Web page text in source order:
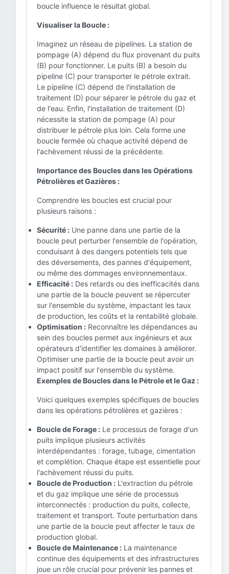
boucle influence le résultat global.
Visualiser la Boucle :
Imaginez un réseau de pipelines. La station de
pompage (A) dépend du flux provenant du puits
(B) pour fonctionner. Le puits (B) a besoin du
pipeline (C) pour transporter le pétrole extrait.
Le pipeline (C) dépend de l'installation de
traitement (D) pour séparer le pétrole du gaz et
de l'eau. Enfin, l'installation de traitement (D)
nécessite la station de pompage (A) pour
distribuer le pétrole plus loin. Cela forme une
boucle fermée où chaque activité dépend de
l'achèvement réussi de la précédente.
Importance des Boucles dans les Opérations
Pétrolières et Gazières :
Comprendre les boucles est crucial pour
plusieurs raisons :
Sécurité : Une panne dans une partie de la
boucle peut perturber l'ensemble de l'opération,
conduisant à des dangers potentiels tels que
des déversements, des pannes d'équipement,
ou même des dommages environnementaux.
Efficacité : Des retards ou des inefficacités dans
une partie de la boucle peuvent se répercuter
sur l'ensemble du système, impactant les taux
de production, les coûts et la rentabilité globale.
Optimisation : Reconnaître les dépendances au
sein des boucles permet aux ingénieurs et aux
opérateurs d'identifier les domaines à améliorer.
Optimiser une partie de la boucle peut avoir un
impact positif sur l'ensemble du système.
Exemples de Boucles dans le Pétrole et le Gaz :
Voici quelques exemples spécifiques de boucles
dans les opérations pétrolières et gazières :
Boucle de Forage : Le processus de forage d'un
puits implique plusieurs activités
interdépendantes : forage, tubage, cimentation
et complétion. Chaque étape est essentielle pour
l'achèvement réussi du puits.
Boucle de Production : L'extraction du pétrole
et du gaz implique une série de processus
interconnectés : production du puits, collecte,
traitement et transport. Toute perturbation dans
une partie de la boucle peut affecter le taux de
production global.
Boucle de Maintenance : La maintenance
continue des équipements et des infrastructures
joue un rôle crucial pour prévenir les pannes et